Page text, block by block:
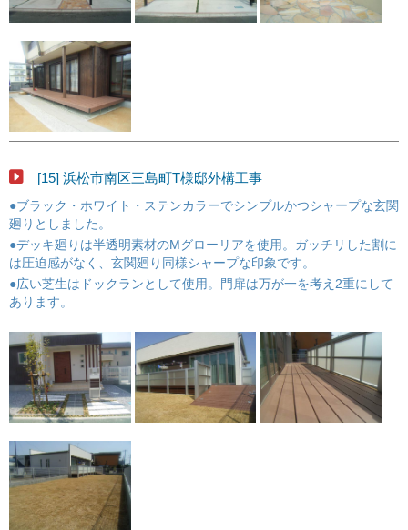
[15] 浜松市南区三島町T様邸外構工事
●ブラック・ホワイト・ステンカラーでシンプルかつシャープな玄関
廻りとしました。
●デッキ廻りは半透明素材のMグローリアを使用。ガッチリした割に
は圧迫感がなく、玄関廻り同様シャープな印象です。
●広い芝生はドックランとして使用。門扉は万が一を考え2重にして
あります。